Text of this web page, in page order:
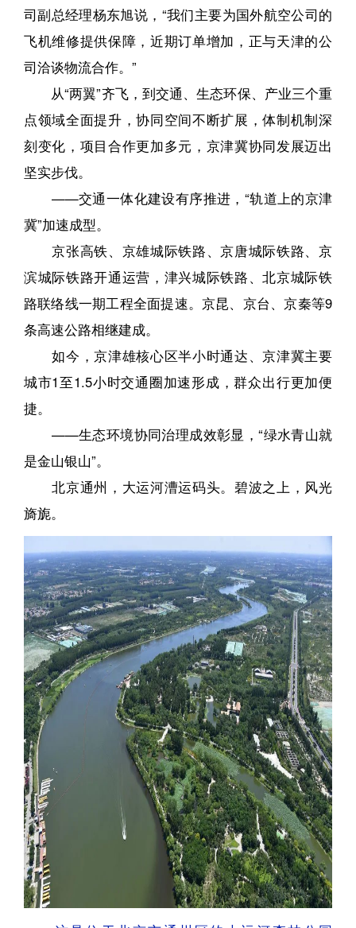
司副总经理杨东旭说，“我们主要为国外航空公司的
飞机维修提供保障，近期订单增加，正与天津的公
司洽谈物流合作。”
从“两翼”齐飞，到交通、生态环保、产业三个重
点领域全面提升，协同空间不断扩展，体制机制深
刻变化，项目合作更加多元，京津冀协同发展迈出
坚实步伐。
——交通一体化建设有序推进，“轨道上的京津
冀”加速成型。
京张高铁、京雄城际铁路、京唐城际铁路、京
滨城际铁路开通运营，津兴城际铁路、北京城际铁
路联络线一期工程全面提速。京昆、京台、京秦等9
条高速公路相继建成。
如今，京津雄核心区半小时通达、京津冀主要
城市1至1.5小时交通圈加速形成，群众出行更加便
捷。
——生态环境协同治理成效彰显，“绿水青山就
是金山银山”。
北京通州，大运河漕运码头。碧波之上，风光
旖旎。